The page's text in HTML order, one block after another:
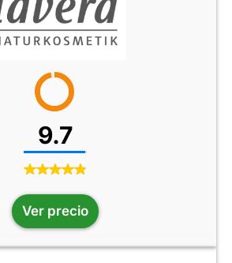
9.7
Ver precio